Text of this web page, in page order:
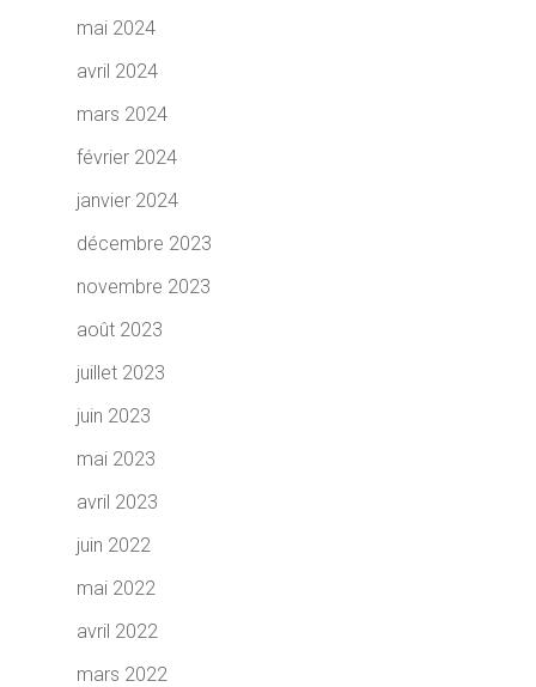
mai 2024
avril 2024
mars 2024
février 2024
janvier 2024
décembre 2023
novembre 2023
août 2023
juillet 2023
juin 2023
mai 2023
avril 2023
juin 2022
mai 2022
avril 2022
mars 2022